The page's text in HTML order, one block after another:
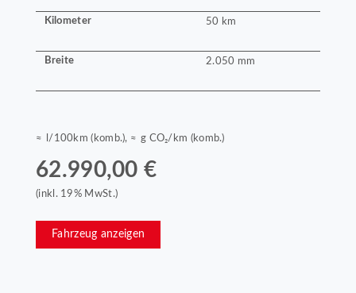
Kilometer 50 km
Breite 2.050 mm
≈ l/100km (komb.), ≈ g CO₂/km (komb.)
62.990,00 €
(inkl. 19% MwSt.)
Fahrzeug anzeigen